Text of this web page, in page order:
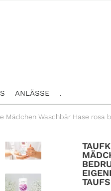
ANLÄSSE .
Mädchen Waschbär Hase